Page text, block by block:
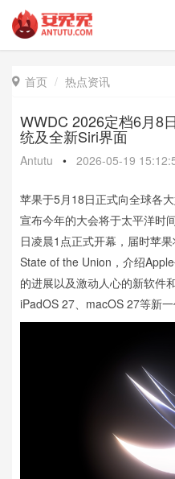
 首页 热点资讯
WWDC 2026定档6月8
统及全新Siri界面
Antutu • 2026-05-19
苹果于5月18日正式向全球各
宣布今年的大会将于太平洋时
日凌晨1点正式开幕，届时苹
State of the Union，介绍
的进展以及激动人心的新软件
iPadOS 27、macOS 27等新一